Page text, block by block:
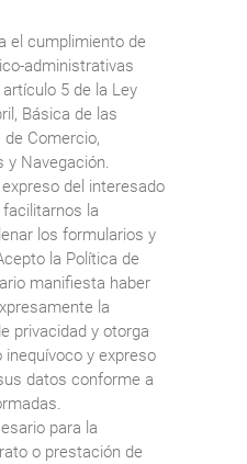
el cumplimiento de
administrativas
5 de la Ley
Básica de las
Comercio,
y Navegación.
del interesado
la
los formularios y
la Política de
manifiesta haber
la
privacidad y otorga
y expreso
datos conforme a
para la
o prestación de